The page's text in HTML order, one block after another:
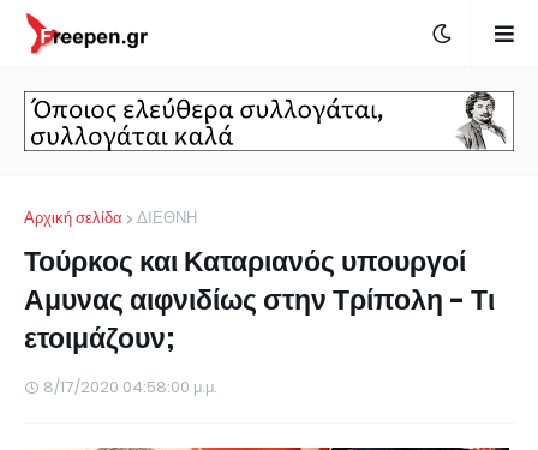
Αρχική σελίδα ΔΙΕΘΝΗ
Τούρκος και Καταριανός υπουργοί
Αμυνας αιφνιδίως στην Τρίπολη - Τι
ετοιμάζουν;
8/17/2020 04:58:00 μ.μ.